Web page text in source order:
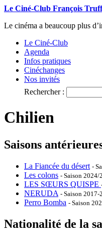
Le Ciné-Club François
Le cinéma a beaucoup plus
Le Ciné-Club
Agenda
Infos pratiques
Cinéchanges
Nos invités
Rechercher :
Chilien
Saisons
La Fiancée du désert -
Les colons - Saison 2024/
LES SŒURS QUISPE
NERUDA - Saison 2017-
Perro Bomba - Saison
Nationalité de la